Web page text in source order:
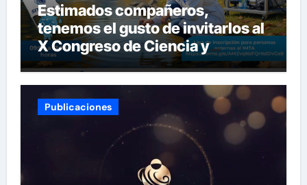
Estimados compañeros,
tenemos el gusto de invitarlos al
X Congreso de Ciencia y
Tecnología del SITIMTA. Si
gustan acompañarnos, dejamos
la liga para que se inscriban:
Publicaciones